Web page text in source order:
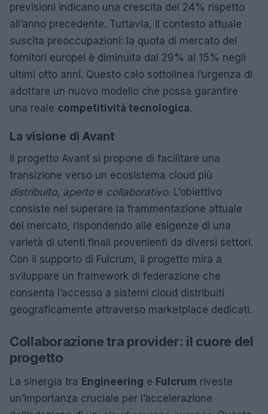
previsioni indicano una crescita del 24% rispetto
all’anno precedente. Tuttavia, il contesto attuale
suscita preoccupazioni: la quota di mercato dei
fornitori europei è diminuita dal 29% al 15% negli
ultimi otto anni. Questo calo sottolinea l’urgenza di
adottare un nuovo modello che possa garantire
una reale competitività tecnologica.
La visione di Avant
Il progetto Avant si propone di facilitare una
transizione verso un ecosistema cloud più
distribuito, apertoe collaborativo. L’obiettivo
consiste nel superare la frammentazione attuale
del mercato, rispondendo alle esigenze di una
varietà di utenti finali provenienti da diversi settori.
Con il supporto di Fulcrum, il progetto mira a
sviluppare un framework di federazione che
consenta l’accesso a sistemi cloud distribuiti
geograficamente attraverso marketplace dedicati.
Collaborazione tra provider: il cuore del
progetto
La sinergia tra Engineering e Fulcrum riveste
un’importanza cruciale per l’accelerazione